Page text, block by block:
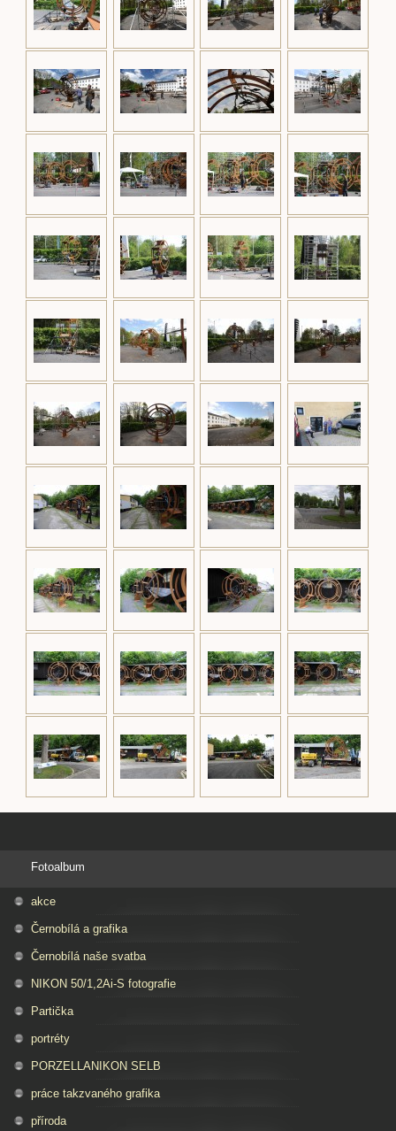
Fotoalbum
akce
Černobílá a grafika
Černobílá naše svatba
NIKON 50/1,2Ai-S fotografie
Partička
portréty
PORZELLANIKON SELB
práce takzvaného grafika
příroda